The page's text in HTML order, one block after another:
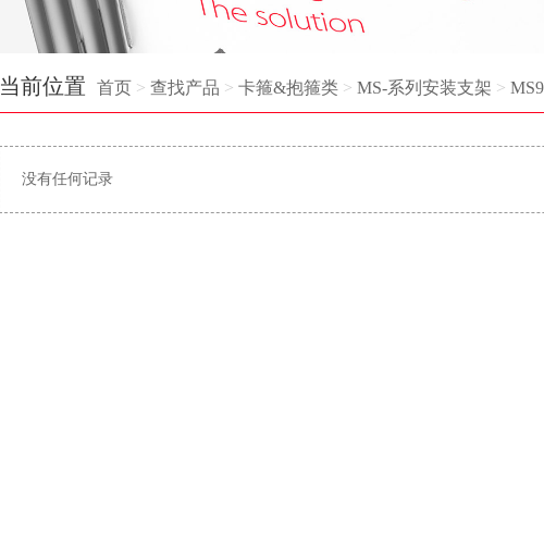
当前位置 首页> 查找产品 > 卡箍&抱箍类> MS-系列安装支架 >
没有任何记录